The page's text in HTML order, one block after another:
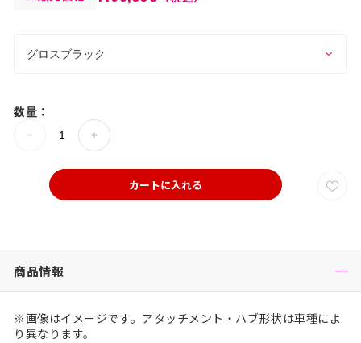
数量：
カートに入れる
商品情報
※画像はイメージです。アタッチメント・ハブ形状は車種によ
り異なります。